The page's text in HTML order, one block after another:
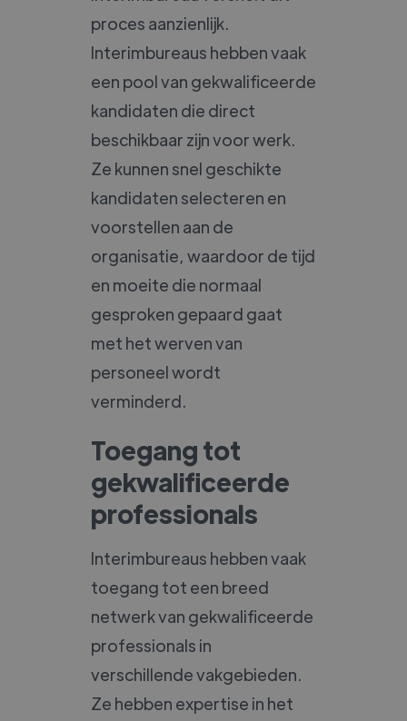
proces aanzienlijk.
Interimbureaus hebben vaak
een pool van gekwalificeerde
kandidaten die direct
beschikbaar zijn voor werk.
Ze kunnen snel geschikte
kandidaten selecteren en
voorstellen aan de
organisatie, waardoor de tijd
en moeite die normaal
gesproken gepaard gaat
met het werven van
personeel wordt
verminderd.
Toegang tot
gekwalificeerde
professionals
Interimbureaus hebben vaak
toegang tot een breed
netwerk van gekwalificeerde
professionals in
verschillende vakgebieden.
Ze hebben expertise in het